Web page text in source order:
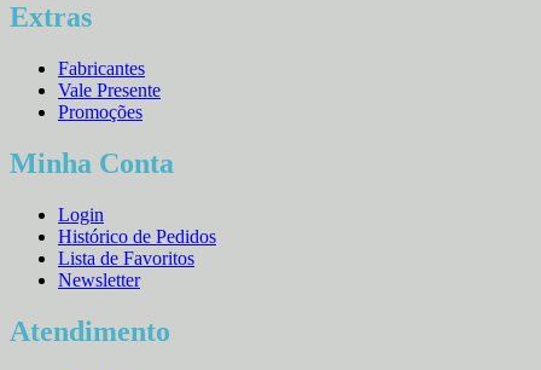
Extras
Fabricantes
Vale Presente
Promoções
Minha Conta
Login
Histórico de Pedidos
Lista de Favoritos
Newsletter
Atendimento